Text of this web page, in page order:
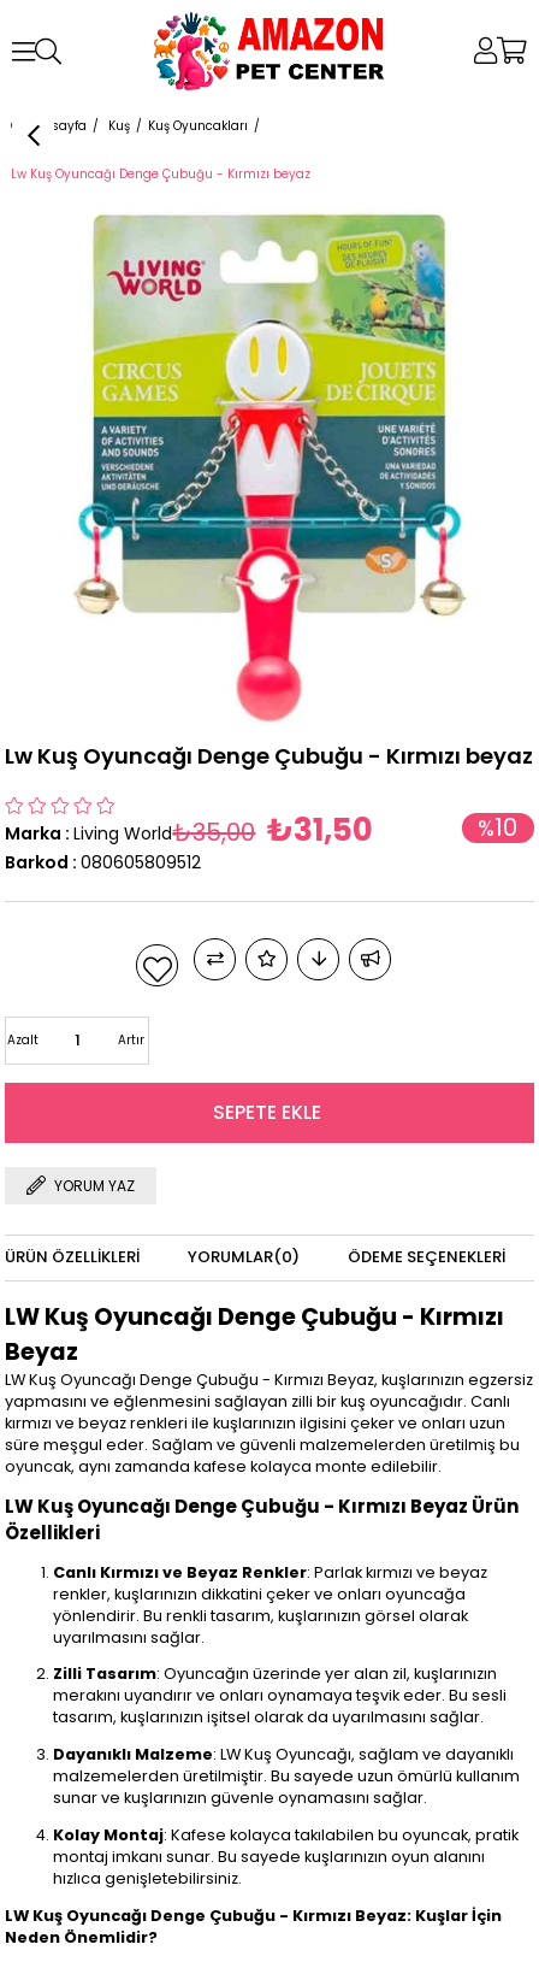
Anasayfa Kuş Kuş Oyuncakları
Lw Kuş Oyuncağı Denge Çubuğu - Kırmızı beyaz
Lw Kuş Oyuncağı Denge Çubuğu - Kırmızı beyaz
Marka : Living World %10
₺35,00 ₺31,50
Barkod : 080605809512
Artır
Azalt
YORUM YAZ
ÜRÜN ÖZELLIKLERI YORUMLAR(0) ÖDEME SEÇENEKLERI
LW Kuş Oyuncağı Denge Çubuğu - Kırmızı
Beyaz
LW Kuş Oyuncağı Denge Çubuğu - Kırmızı Beyaz, kuşlarınızın egzersiz
yapmasını ve eğlenmesini sağlayan zilli bir kuş oyuncağıdır. Canlı
kırmızı ve beyaz renkleri ile kuşlarınızın ilgisini çeker ve onları uzun
süre meşgul eder. Sağlam ve güvenli malzemelerden üretilmiş bu
oyuncak, aynı zamanda kafese kolayca monte edilebilir.
LW Kuş Oyuncağı Denge Çubuğu - Kırmızı Beyaz Ürün
Özellikleri
Canlı Kırmızı ve Beyaz Renkler: Parlak kırmızı ve beyaz
renkler, kuşlarınızın dikkatini çeker ve onları oyuncağa
yönlendirir. Bu renkli tasarım, kuşlarınızın görsel olarak
uyarılmasını sağlar.
Zilli Tasarım: Oyuncağın üzerinde yer alan zil, kuşlarınızın
merakını uyandırır ve onları oynamaya teşvik eder. Bu sesli
tasarım, kuşlarınızın işitsel olarak da uyarılmasını sağlar.
Dayanıklı Malzeme: LW Kuş Oyuncağı, sağlam ve dayanıklı
malzemelerden üretilmiştir. Bu sayede uzun ömürlü kullanım
sunar ve kuşlarınızın güvenle oynamasını sağlar.
Kolay Montaj: Kafese kolayca takılabilen bu oyuncak, pratik
montaj imkanı sunar. Bu sayede kuşlarınızın oyun alanını
hızlıca genişletebilirsiniz.
LW Kuş Oyuncağı Denge Çubuğu - Kırmızı Beyaz: Kuşlar İçin
Neden Önemlidir?